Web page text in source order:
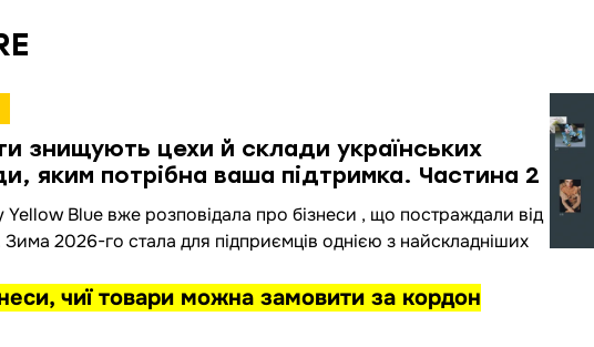
знищують цехи й склади українських
яким потрібна ваша підтримка. Частина 2
Yellow Blue вже розповідала про бізнеси , що постраждали від
Зима 2026-го стала для підприємців однією з найскладніших
чиї товари можна замовити за кордон